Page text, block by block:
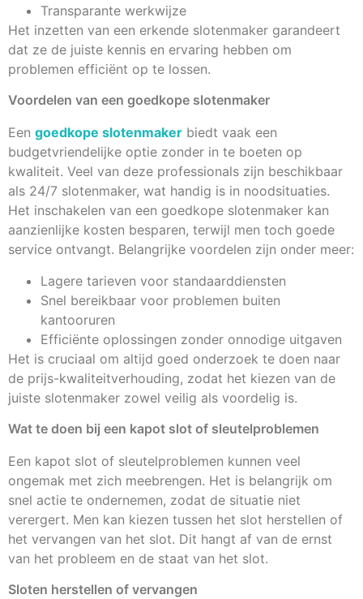
Transparante werkwijze
Het inzetten van een erkende slotenmaker garandeert
dat ze de juiste kennis en ervaring hebben om
problemen efficiënt op te lossen.
Voordelen van een goedkope slotenmaker
Een goedkope slotenmaker biedt vaak een
budgetvriendelijke optie zonder in te boeten op
kwaliteit. Veel van deze professionals zijn beschikbaar
als 24/7 slotenmaker, wat handig is in noodsituaties.
Het inschakelen van een goedkope slotenmaker kan
aanzienlijke kosten besparen, terwijl men toch goede
service ontvangt. Belangrijke voordelen zijn onder meer:
Lagere tarieven voor standaarddiensten
Snel bereikbaar voor problemen buiten
kantooruren
Efficiënte oplossingen zonder onnodige uitgaven
Het is cruciaal om altijd goed onderzoek te doen naar
de prijs-kwaliteitverhouding, zodat het kiezen van de
juiste slotenmaker zowel veilig als voordelig is.
Wat te doen bij een kapot slot of sleutelproblemen
Een kapot slot of sleutelproblemen kunnen veel
ongemak met zich meebrengen. Het is belangrijk om
snel actie te ondernemen, zodat de situatie niet
verergert. Men kan kiezen tussen het slot herstellen of
het vervangen van het slot. Dit hangt af van de ernst
van het probleem en de staat van het slot.
Sloten herstellen of vervangen